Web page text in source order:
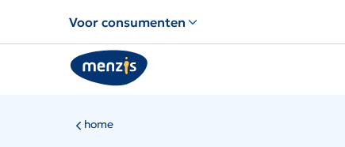
voor
snelle
navigatie
Voor consumenten
home